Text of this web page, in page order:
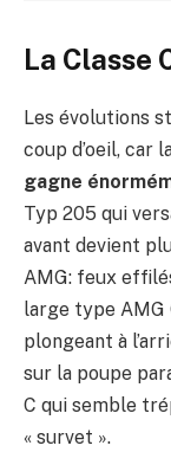
La Classe
Les évolutions
coup d’oeil, car
gagne
Typ 205 qui
avant devient
AMG: feux
large type AMG
plongeant à
sur la poupe
C qui semble
« survet ».